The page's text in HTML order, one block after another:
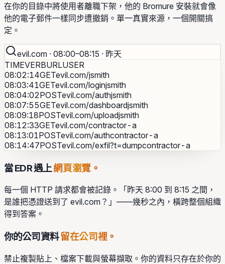
在你的目錄中將使用者離職下架，他的 Bromure 安裝就會像
他的電子郵件一樣同步遭撤銷。單一真實來源，一個開關搞
定。
evil.com · 08:00–08:15 · 昨天
TIMEVERBURLUSER
08:02:14GETevil.com/jsmith
08:03:41GETevil.com/loginjsmith
08:04:02POSTevil.com/authjsmith
08:07:55GETevil.com/dashboardjsmith
08:09:18POSTevil.com/uploadjsmith
08:12:33GETevil.com/contractor-a
08:13:01POSTevil.com/authcontractor-a
08:14:47POSTevil.com/exfil?t=dumpcontractor-a
當 EDR 遇上網頁瀏覽。
每一個 HTTP 請求都會被記錄。「昨天 8:00 到 8:15 之間，
是誰把憑證送到了 evil.com？」——幾秒之內，橫跨整個組織
得到答案。
你的公司資料留在公司裡。
禁止複製貼上、檔案下載與螢幕擷取。你的資料只存在於你的